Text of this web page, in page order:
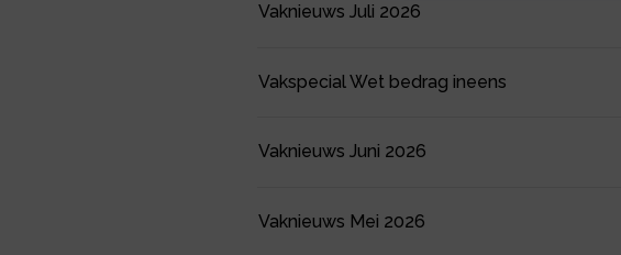
Vaknieuws Juli 2026
Vakspecial Wet bedrag ineens
Vaknieuws Juni 2026
Vaknieuws Mei 2026